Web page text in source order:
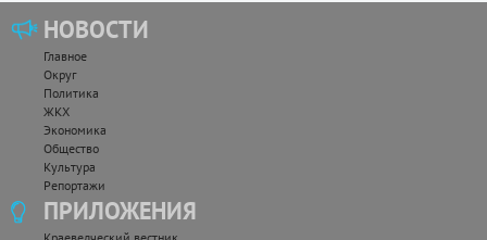
НОВОСТИ
Главное
Округ
Политика
ЖКХ
Экономика
Общество
Культура
Репортажи
ПРИЛОЖЕНИЯ